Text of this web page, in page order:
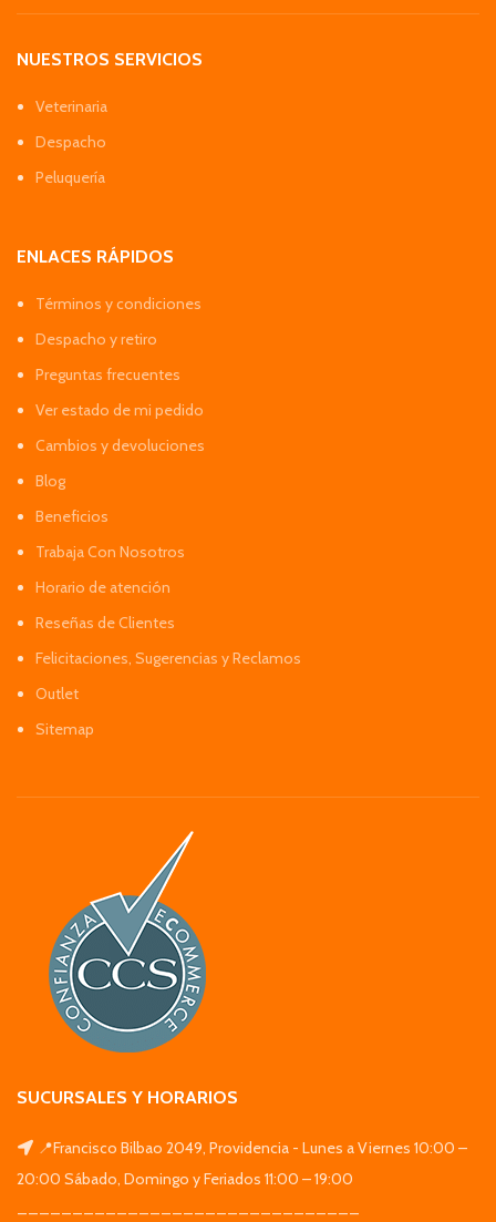
NUESTROS SERVICIOS
Veterinaria
Despacho
Peluquería
ENLACES RÁPIDOS
Términos y condiciones
Despacho y retiro
Preguntas frecuentes
Ver estado de mi pedido
Cambios y devoluciones
Blog
Beneficios
Trabaja Con Nosotros
Horario de atención
Reseñas de Clientes
Felicitaciones, Sugerencias y Reclamos
Outlet
Sitemap
SUCURSALES Y HORARIOS
📍Francisco Bilbao 2049, Providencia - Lunes a Viernes 10:00 –
20:00 Sábado, Domingo y Feriados 11:00 – 19:00